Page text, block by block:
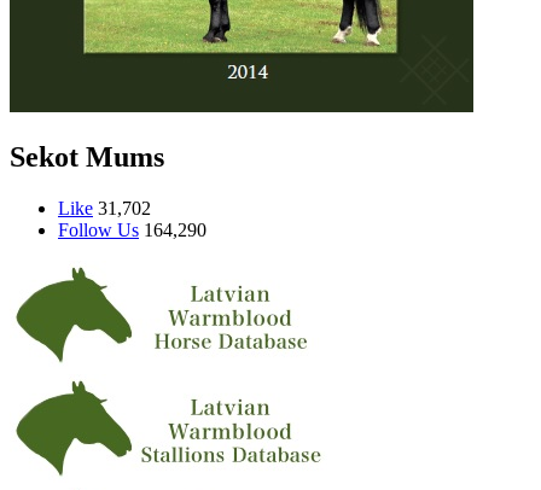
Sekot Mums
Like 31,702
Follow Us 164,290